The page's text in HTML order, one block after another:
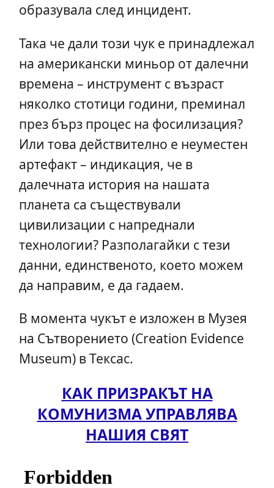
образувала след инцидент.
Така че дали този чук е принадлежал
на американски миньор от далечни
времена – инструмент с възраст
няколко стотици години, преминал
през бърз процес на фосилизация?
Или това действително е неуместен
артефакт – индикация, че в
далечната история на нашата
планета са съществували
цивилизации с напреднали
технологии? Разполагайки с тези
данни, единственото, което можем
да направим, е да гадаем.
В момента чукът е изложен в Музея
на Сътворението (Creation Evidence
Museum) в Тексас.
КАК ПРИЗРАКЪТ НА
КОМУНИЗМА УПРАВЛЯВА
НАШИЯ СВЯТ